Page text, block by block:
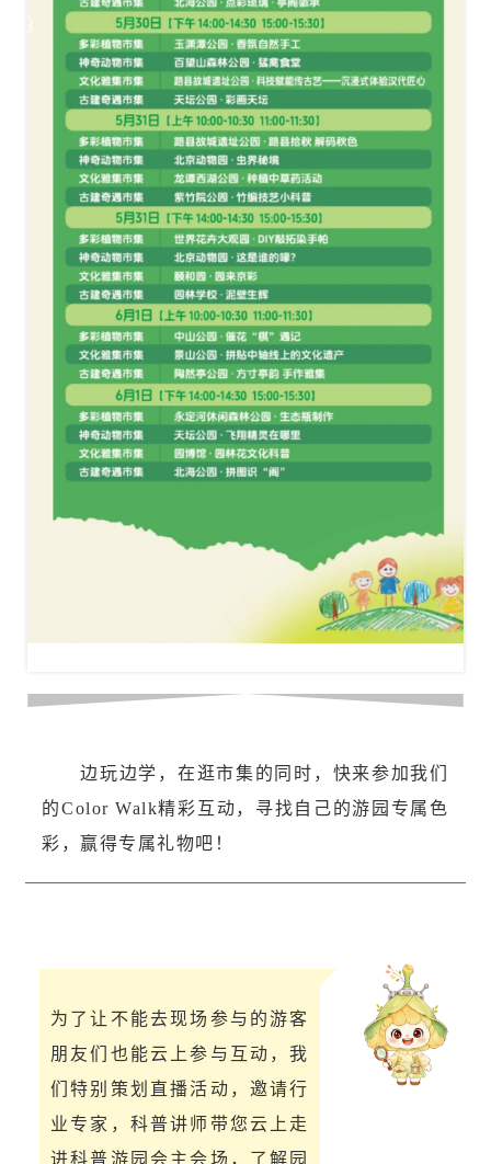
边玩边学，在逛市集的同时，快来参加我们
的Color Walk精彩互动，寻找自己的游园专属色
彩，赢得专属礼物吧！
为了让不能去现场参与的游客
朋友们也能云上参与互动，我
们特别策划直播活动，邀请行
业专家，科普讲师带您云上走
进科普游园会主会场，了解园